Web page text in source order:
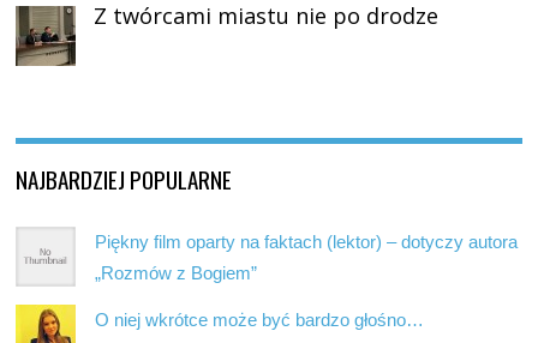
Z twórcami miastu nie po drodze
NAJBARDZIEJ POPULARNE
Piękny film oparty na faktach (lektor) – dotyczy autora
„Rozmów z Bogiem”
O niej wkrótce może być bardzo głośno…